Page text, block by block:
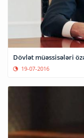
Dövlət müəssisələri
19-07-2016